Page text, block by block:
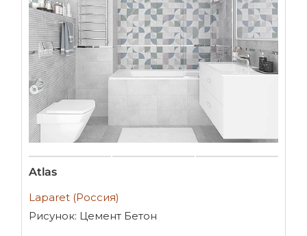
Atlas
Laparet (Россия)
Рисунок: Цемент Бетон